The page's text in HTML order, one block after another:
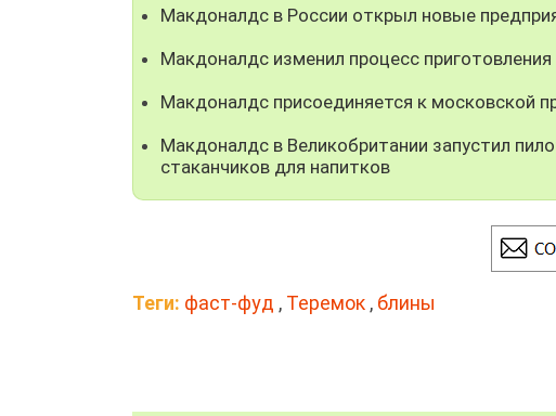
Макдоналдс в России открыл новые
Макдоналдс изменил процесс
Макдоналдс присоединяется к московской
Макдоналдс в Великобритании запустил
стаканчиков для напитков
Теги: фаст-фуд , Теремок , блины